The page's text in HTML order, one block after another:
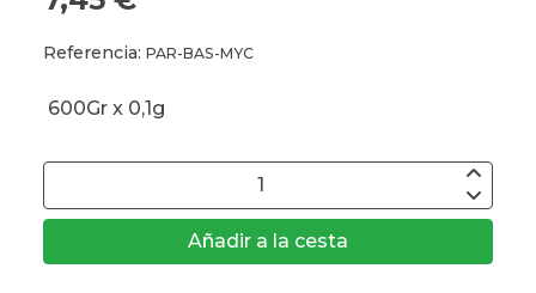
Referencia: PAR-BAS-MYC
600Gr x 0,1g
Añadir a la cesta